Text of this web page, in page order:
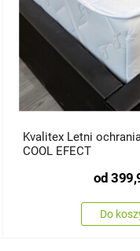
Kvalitex Letni
COOL EFECT
od
Do